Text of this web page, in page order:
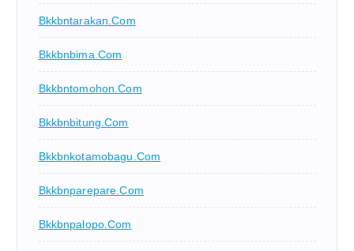
Bkkbntarakan.com
Bkkbnbima.com
Bkkbntomohon.com
Bkkbnbitung.com
Bkkbnkotamobagu.com
Bkkbnparepare.com
Bkkbnpalopo.com